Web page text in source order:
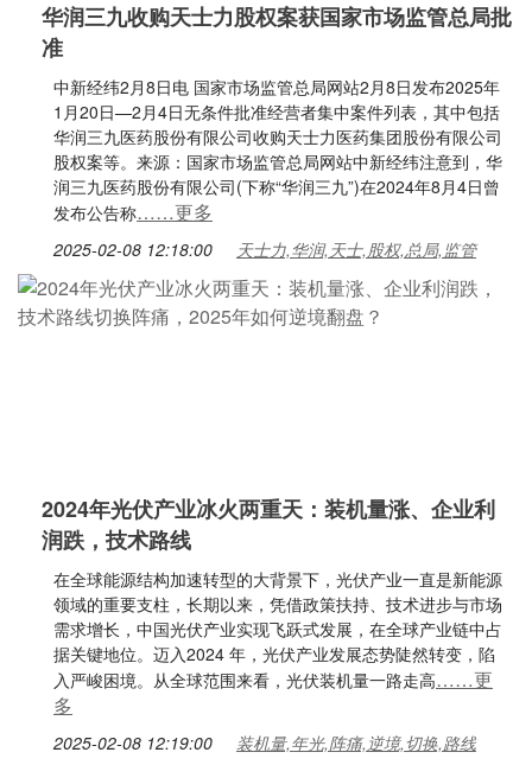
华润三九收购天士力股权案获国家市场监管总局批
准
中新经纬2月8日电 国家市场监管总局网站2月8日发布2025年
1月20日—2月4日无条件批准经营者集中案件列表，其中包括
华润三九医药股份有限公司收购天士力医药集团股份有限公司
股权案等。来源：国家市场监管总局网站中新经纬注意到，华
润三九医药股份有限公司(下称“华润三九”)在2024年8月4日曾
发布公告称……更多
2025-02-08 12:18:00 天士力,华润,天士,股权,总局,监管
2024年光伏产业冰火两重天：装机量涨、企业利
润跌，技术路线
在全球能源结构加速转型的大背景下，光伏产业一直是新能源
领域的重要支柱，长期以来，凭借政策扶持、技术进步与市场
需求增长，中国光伏产业实现飞跃式发展，在全球产业链中占
据关键地位。迈入2024 年，光伏产业发展态势陡然转变，陷
入严峻困境。从全球范围来看，光伏装机量一路走高……更
多
2025-02-08 12:19:00 装机量,年光,阵痛,逆境,切换,路线